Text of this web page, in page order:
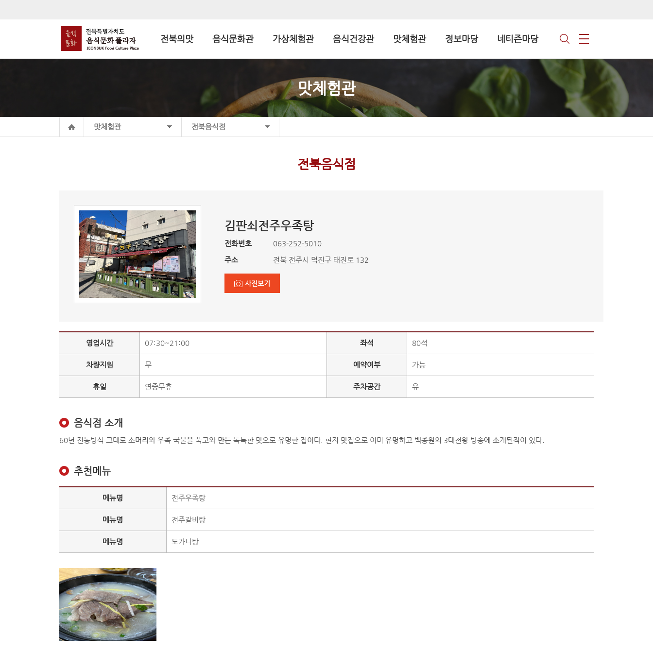
전북의맛 음식문화관 가상체험관 음식건강관 맛체험관 정보마당 네티즌마당
맛체험관
맛체험관 전북음식점
전북음식점
김판쇠전주우족탕
전화번호
063-252-5010
주소
전북 전주시 덕진구 태진로 132
사진보기
영업시간 07:30~21:00 좌석 80석
차량지원 무 예약여부 가능
휴일 연중무휴 주차공간 유
음식점 소개
60년 전통방식 그대로 소머리와 우족 국물을 푹고와 만든 독특한 맛으로 유명한 집이다. 현지 맛집으로 이미 유명하고 백종원의 3대천왕 방송에 소개된적이 있다.
추천메뉴
메뉴명 전주우족탕
메뉴명 전주갈비탕
메뉴명 도가니탕